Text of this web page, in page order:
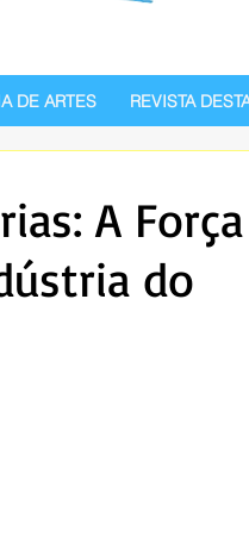
DE ARTES REVISTA
A Força
do